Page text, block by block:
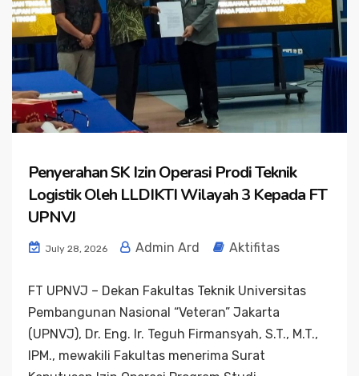
Penyerahan SK Izin Operasi Prodi Teknik
Logistik Oleh LLDIKTI Wilayah 3 Kepada FT
UPNVJ
July 28, 2026 Admin Ard Aktifitas
FT UPNVJ – Dekan Fakultas Teknik Universitas
Pembangunan Nasional “Veteran” Jakarta
(UPNVJ), Dr. Eng. Ir. Teguh Firmansyah, S.T., M.T.,
IPM., mewakili Fakultas menerima Surat